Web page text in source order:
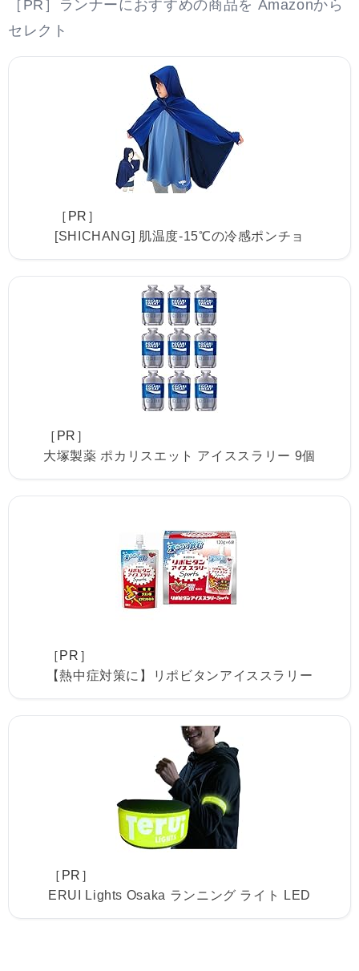
［PR］ランナーにおすすめの商品を Amazonから
セレクト
［PR］
[SHICHANG] 肌温度-15℃の冷感ポンチョ
［PR］
大塚製薬 ポカリスエット アイススラリー 9個
［PR］
【熱中症対策に】リポビタンアイススラリー
［PR］
ERUI Lights Osaka ランニング ライト LED